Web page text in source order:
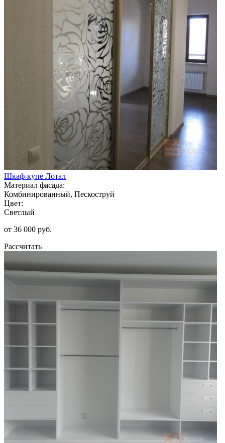
Шкаф-купе Лотал
Материал фасада:
Комбинированный, Пескоструй
Цвет:
Светлый
от 36 000 руб.
Рассчитать